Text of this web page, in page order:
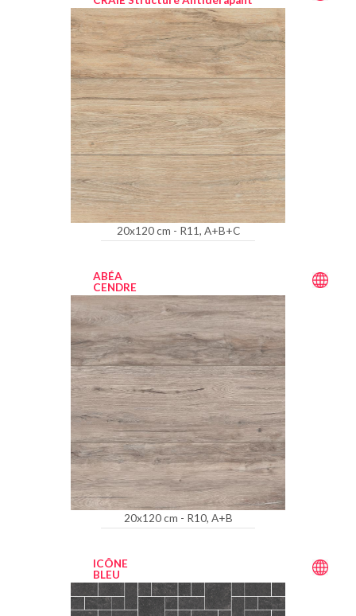
20x120 cm - R11, A+B+C
ABÉA
CENDRE
20x120 cm - R10, A+B
ICÔNE
BLEU